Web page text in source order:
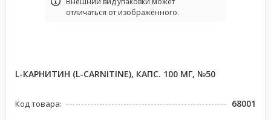
отличаться от изображённого.
L-КАРНИТИН (L-CARNITINE), КАПС. 100 МГ, №50
Код товара: 68001